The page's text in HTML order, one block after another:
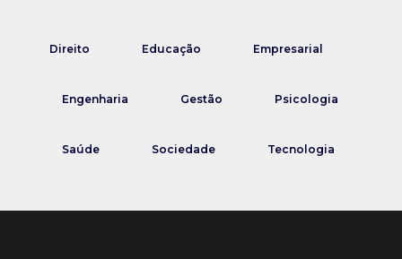
Direito Educação Empresarial
Engenharia Gestão Psicologia
Saúde Sociedade Tecnologia